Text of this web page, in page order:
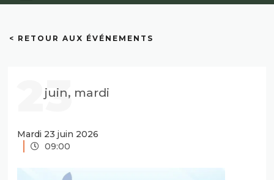
< RETOUR AUX ÉVÉNEMENTS
23
juin, mardi
Mardi 23 juin 2026
09:00